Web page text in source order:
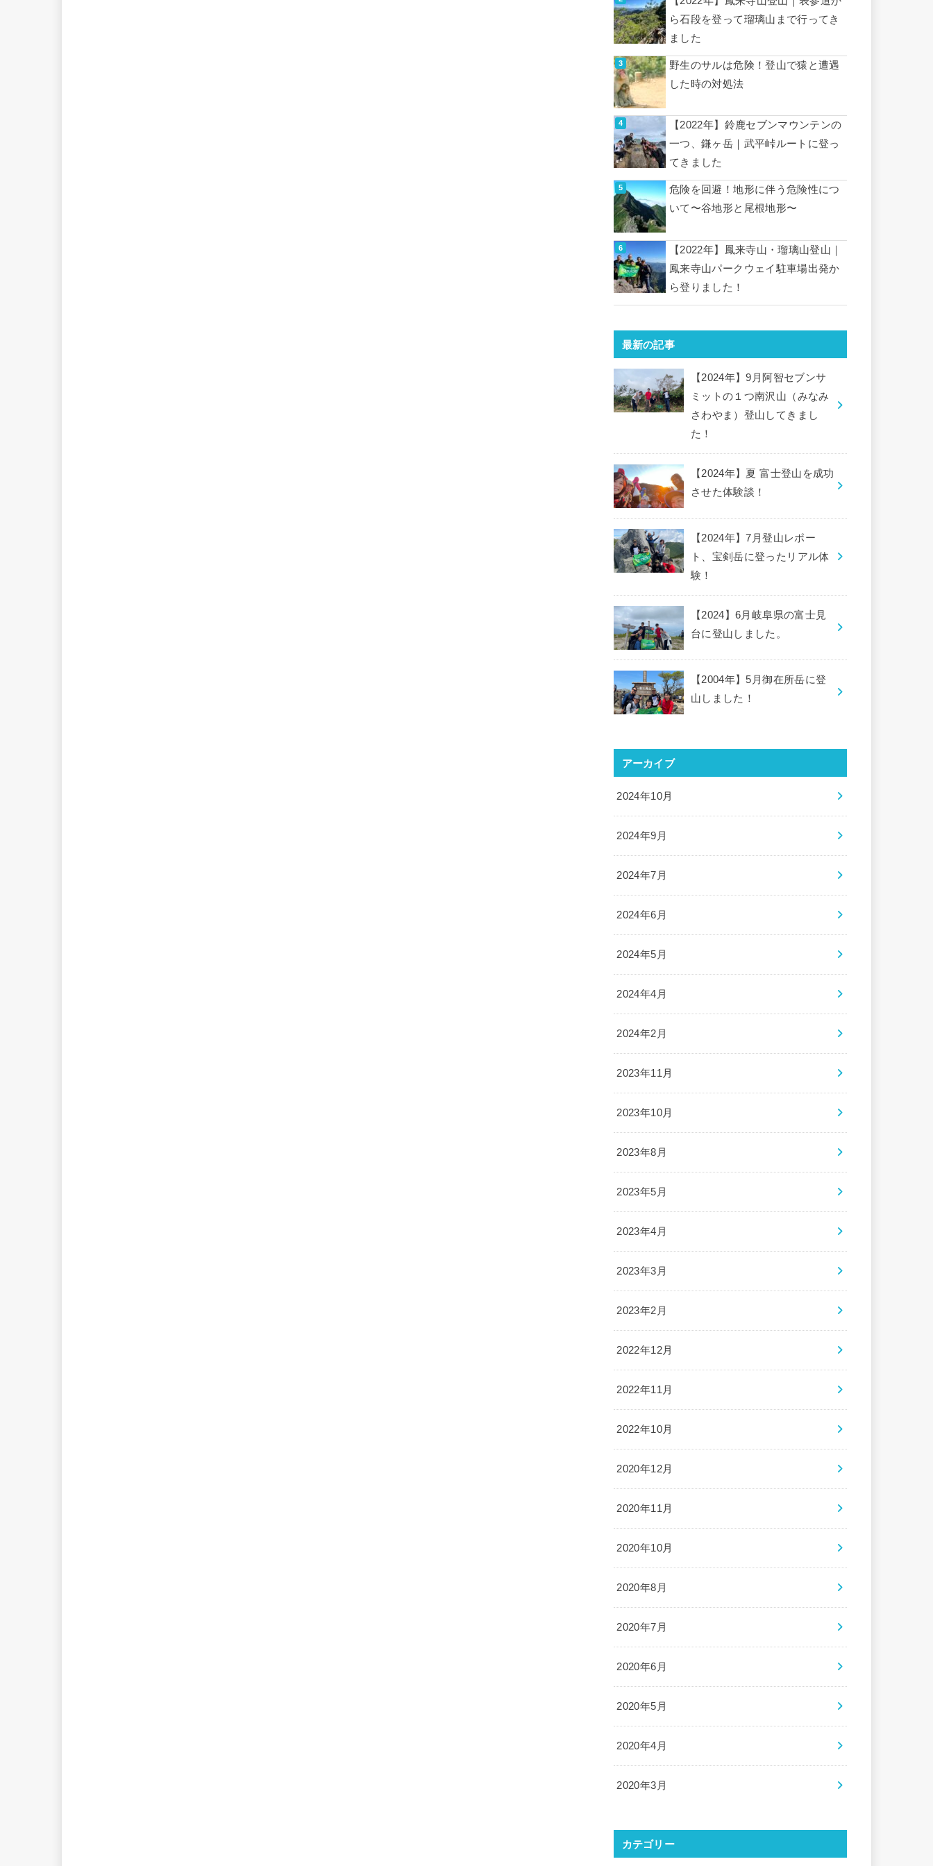
ら石段を登って瑠璃山まで行ってき
ました
野生のサルは危険！登山で猿と遭遇
した時の対処法
【2022年】鈴鹿セブンマウンテンの
一つ、鎌ヶ岳｜武平峠ルートに登っ
てきました
危険を回避！地形に伴う危険性につ
いて〜谷地形と尾根地形〜
【2022年】鳳来寺山・瑠璃山登山｜
鳳来寺山パークウェイ駐車場出発か
ら登りました！
最新の記事
【2024年】9月阿智セブンサ
ミットの１つ南沢山（みなみ
さわやま）登山してきまし
た！
【2024年】夏 富士登山を成功
させた体験談！
【2024年】7月登山レポー
ト、宝剣岳に登ったリアル体
験！
【2024】6月岐阜県の富士見
台に登山しました。
【2004年】5月御在所岳に登
山しました！
アーカイブ
2024年10月
2024年9月
2024年7月
2024年6月
2024年5月
2024年4月
2024年2月
2023年11月
2023年10月
2023年8月
2023年5月
2023年4月
2023年3月
2023年2月
2022年12月
2022年11月
2022年10月
2020年12月
2020年11月
2020年10月
2020年8月
2020年7月
2020年6月
2020年5月
2020年4月
2020年3月
カテゴリー